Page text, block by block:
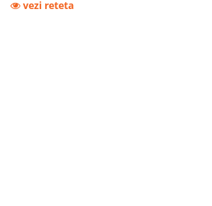
vezi reteta